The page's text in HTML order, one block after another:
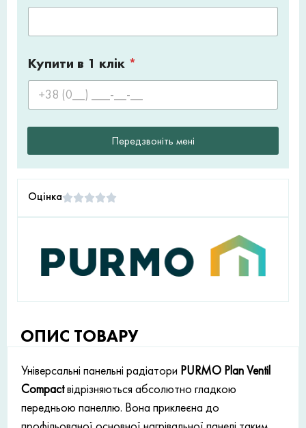
Купити в 1 клік *
Передзвоніть мені
Оцінка
ОПИС ТОВАРУ
Універсальні панельні радіатори PURMO Plan Ventil
Compactвідрізняються абсолютно гладкою
передньою панеллю. Вона приклеєна до